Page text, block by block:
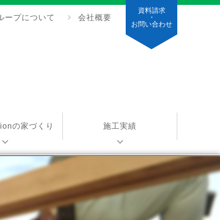
資料請求
・
お問い合わせ
ープについて 会社概要
の家づくり 施工実績